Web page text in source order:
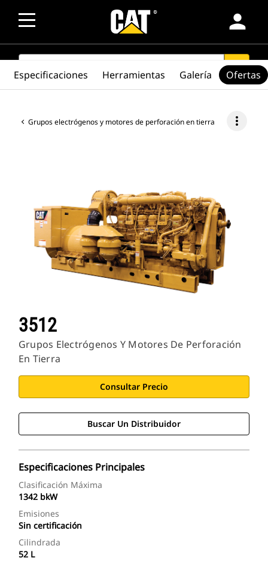
person
SEARCH search
Grupos electrógenos y motores de perforación en tierra more_vert
3512
Grupos Electrógenos Y Motores De Perforación
En Tierra
Consultar Precio
Buscar Un Distribuidor
Especificaciones Principales
Clasificación Máxima
1342 bkW
Emisiones
Sin certificación
Cilindrada
52 L
Especificaciones Herramientas Galería Ofertas